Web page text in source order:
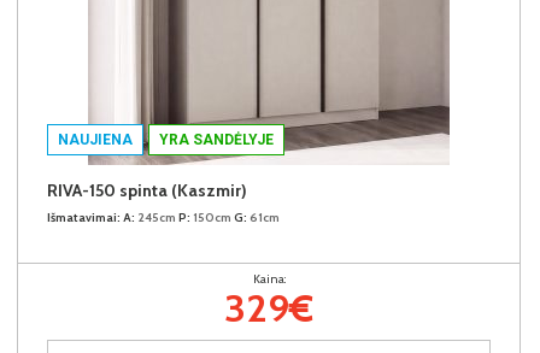
NAUJIENA YRA SANDĖLYJE
RIVA-150 spinta (Kaszmir)
Išmatavimai: A: 245cm P: 150cm G: 61cm
Kaina:
329€